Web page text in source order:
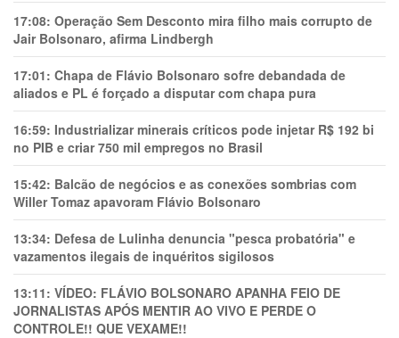
17:08: Operação Sem Desconto mira filho mais corrupto de
Jair Bolsonaro, afirma Lindbergh
17:01: Chapa de Flávio Bolsonaro sofre debandada de
aliados e PL é forçado a disputar com chapa pura
16:59: Industrializar minerais críticos pode injetar R$ 192 bi
no PIB e criar 750 mil empregos no Brasil
15:42: Balcão de negócios e as conexões sombrias com
Willer Tomaz apavoram Flávio Bolsonaro
13:34: Defesa de Lulinha denuncia "pesca probatória" e
vazamentos ilegais de inquéritos sigilosos
13:11: VÍDEO: FLÁVIO BOLSONARO APANHA FEIO DE
JORNALISTAS APÓS MENTIR AO VIVO E PERDE O
CONTROLE!! QUE VEXAME!!